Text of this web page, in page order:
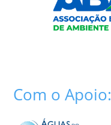
Com o Apoio: